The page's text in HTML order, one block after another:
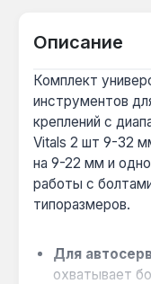
Описание
Комплект
инструментов
креплений с
Vitals 2 шт 9-32
на 9-22 мм и
работы с
типоразмеров.
Для
охватывает